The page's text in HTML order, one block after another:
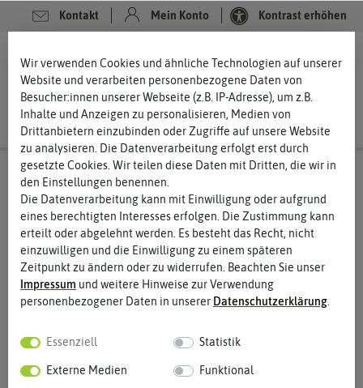
Kontakt Mein Konto Kontrast erhöhen
Wir verwenden Cookies und ähnliche Technologien auf unserer
Website und verarbeiten personenbezogene Daten von
Besucher:innen unserer Webseite (z.B. IP-Adresse), um z.B.
Inhalte und Anzeigen zu personalisieren, Medien von
Drittanbietern einzubinden oder Zugriffe auf unsere Website
zu analysieren. Die Datenverarbeitung erfolgt erst durch
gesetzte Cookies. Wir teilen diese Daten mit Dritten, die wir in
den Einstellungen benennen.
Die Datenverarbeitung kann mit Einwilligung oder aufgrund
eines berechtigten Interesses erfolgen. Die Zustimmung kann
erteilt oder abgelehnt werden. Es besteht das Recht, nicht
einzuwilligen und die Einwilligung zu einem späteren
Zeitpunkt zu ändern oder zu widerrufen. Beachten Sie unser
Impressum und weitere Hinweise zur Verwendung
personenbezogener Daten in unserer Daten­schutz­erklärung
Essenziell Statistik
Externe Medien Funktional